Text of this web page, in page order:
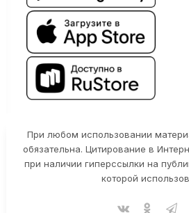
При любом использовании
обязательна. Цитирование в
при наличии гиперссылки на
которой